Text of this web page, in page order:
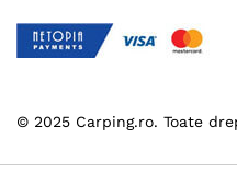
© 2025 Carping.ro. Toate